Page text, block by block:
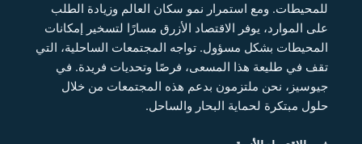
للمحيطات. ومع استمرار نمو سكان العالم وزيادة الطلب
على الموارد، يوفر الاقتصاد الأزرق مسارًا لتسخير إمكانات
المحيطات بشكل مسؤول. تواجه المجتمعات الساحلية، التي
تقف في طليعة هذا المسعى، فرصًا وتحديات فريدة. في
جيوسيز، نحن ملتزمون بدعم هذه المجتمعات من خلال
حلول مبتكرة لحماية البحار والساحل.